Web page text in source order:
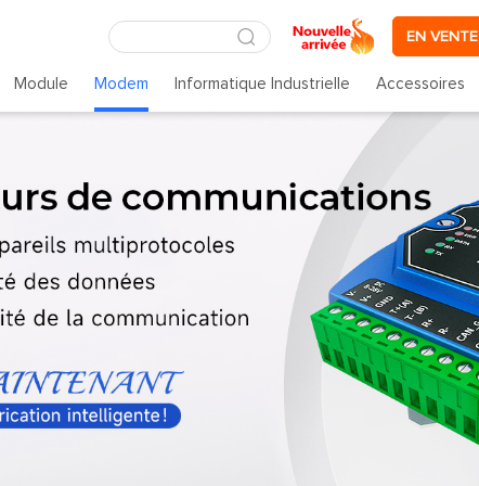
EN VENTE
Module Modem Informatique Industrielle Accessoires